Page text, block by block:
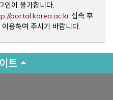
인이 불가합니다.
portal.korea.ac.krOpens a
접속 후
용하여 주시기 바랍니다.
트
window